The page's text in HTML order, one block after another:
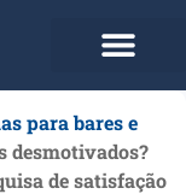
para bares e
desmotivados?
de satisfação